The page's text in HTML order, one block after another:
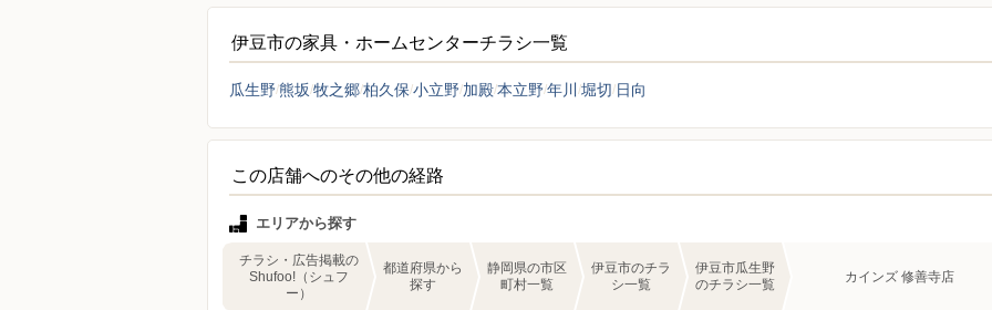
伊豆市の家具・ホームセンターチラシ一覧
瓜生野熊坂 牧之郷柏久保 小立野 加殿本立野年川 堀切 日向
この店舗へのその他の経路
エリアから探す
チラシ・広告掲載の
Shufoo!（シュフ
ー）
都道府県から
探す
静岡県の市区
町村一覧
伊豆市のチラ
シ一覧
伊豆市瓜生野
のチラシ一覧
カインズ 修善寺店